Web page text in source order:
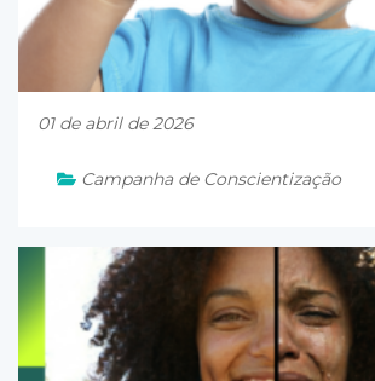
01 de abril de 2026
Campanha de Conscientização